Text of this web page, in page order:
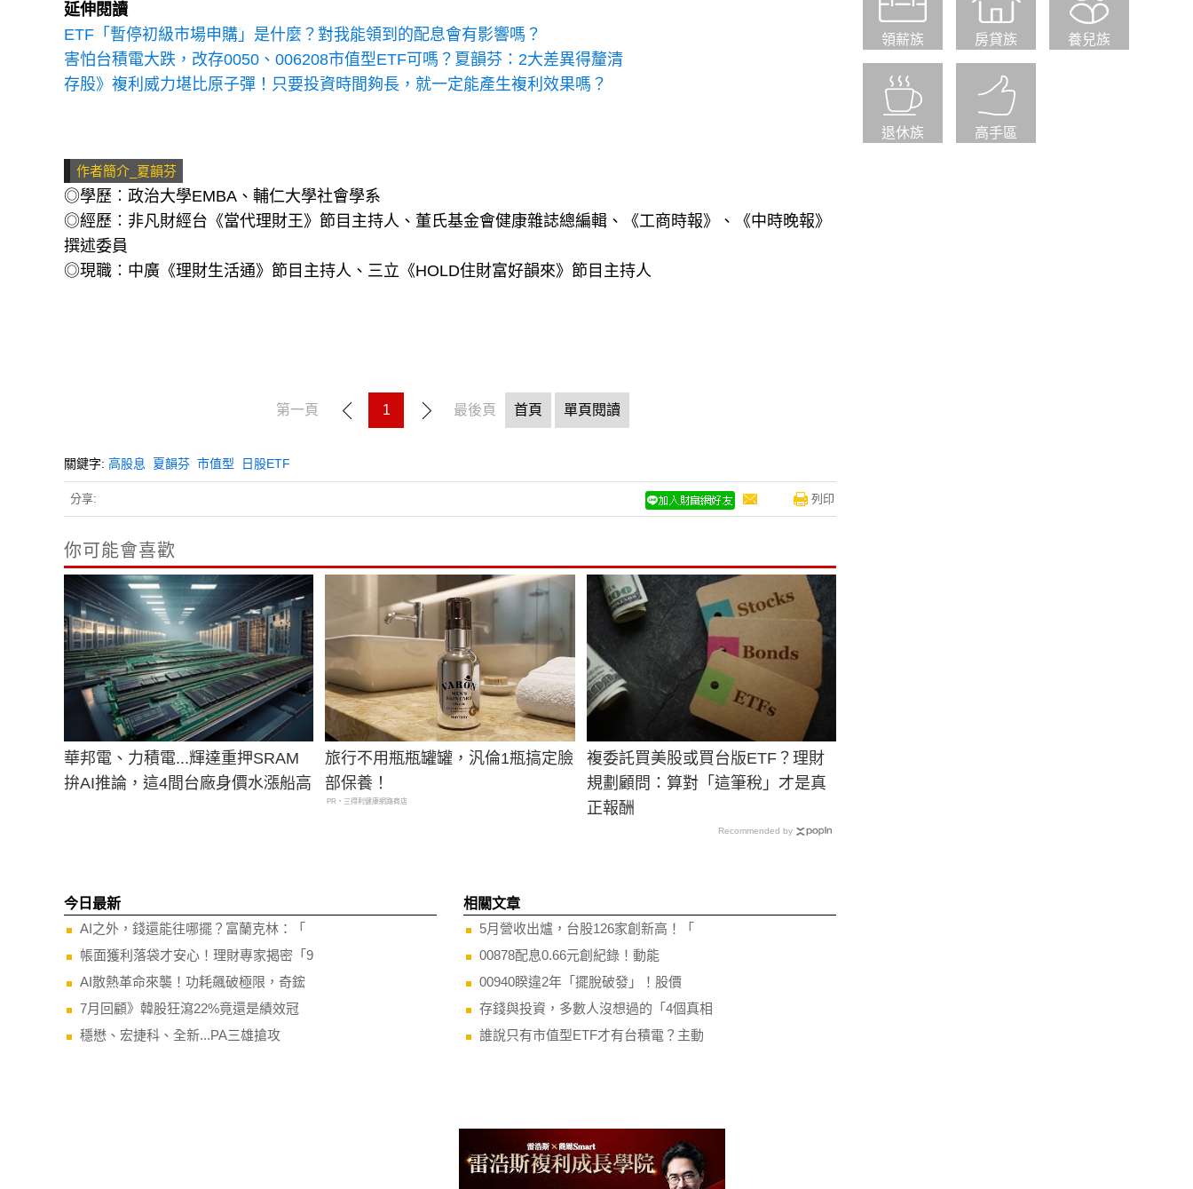
延伸閱讀
ETF「暫停初級市場申購」是什麼？對我能領到的配息會有影響嗎？
害怕台積電大跌，改存0050、006208市值型ETF可嗎？夏韻芬：2大差異得釐清
存股》複利威力堪比原子彈！只要投資時間夠長，就一定能產生複利效果嗎？
作者簡介_夏韻芬
◎學歷︰政治大學EMBA、輔仁大學社會學系
◎經歷︰非凡財經台《當代理財王》節目主持人、董氏基金會健康雜誌總編輯、《工商時報》、《中時晚報》
撰述委員
◎現職︰中廣《理財生活通》節目主持人、三立《HOLD住財富好韻來》節目主持人
第一頁 1 最後頁 首頁 單頁閱讀
關鍵字: 高股息 夏韻芬 市值型 日股ETF
分享: 列印
你可能會喜歡
華邦電、力積電...輝達重押SRAM
拚AI推論，這4間台廠身價水漲船高
旅行不用瓶瓶罐罐，汎倫1瓶搞定臉
部保養！
PR・三得利健康網路商店
複委託買美股或買台版ETF？理財
規劃顧問：算對「這筆稅」才是真
正報酬
Recommended by
今日最新
AI之外，錢還能往哪擺？富蘭克林：「
帳面獲利落袋才安心！理財專家揭密「9
AI散熱革命來襲！功耗飆破極限，奇鋐
7月回顧》韓股狂瀉22%竟還是績效冠
穩懋、宏捷科、全新...PA三雄搶攻
相關文章
5月營收出爐，台股126家創新高！「
00878配息0.66元創紀錄！動能
00940睽違2年「擺脫破發」！股價
存錢與投資，多數人沒想過的「4個真相
誰說只有市值型ETF才有台積電？主動
領薪族 房貸族 養兒族
退休族 高手區